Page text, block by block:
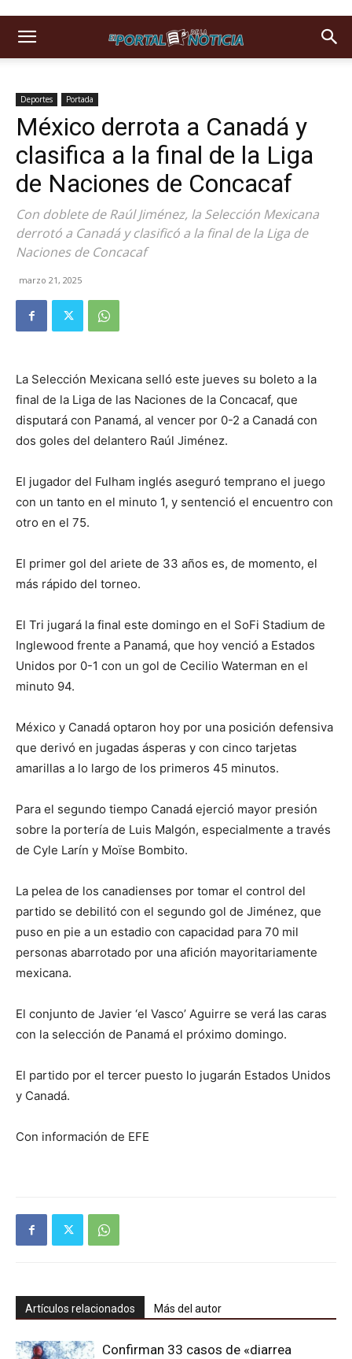
Deportes Portada
México derrota a Canadá y
clasifica a la final de la Liga
de Naciones de Concacaf
Con doblete de Raúl Jiménez, la Selección Mexicana
derrotó a Canadá y clasificó a la final de la Liga de
Naciones de Concacaf
marzo 21, 2025
La Selección Mexicana selló este jueves su boleto a la
final de la Liga de las Naciones de la Concacaf, que
disputará con Panamá, al vencer por 0-2 a Canadá con
dos goles del delantero Raúl Jiménez.
El jugador del Fulham inglés aseguró temprano el juego
con un tanto en el minuto 1, y sentenció el encuentro con
otro en el 75.
El primer gol del ariete de 33 años es, de momento, el
más rápido del torneo.
El Tri jugará la final este domingo en el SoFi Stadium de
Inglewood frente a Panamá, que hoy venció a Estados
Unidos por 0-1 con un gol de Cecilio Waterman en el
minuto 94.
México y Canadá optaron hoy por una posición defensiva
que derivó en jugadas ásperas y con cinco tarjetas
amarillas a lo largo de los primeros 45 minutos.
Para el segundo tiempo Canadá ejerció mayor presión
sobre la portería de Luis Malgón, especialmente a través
de Cyle Larín y Moïse Bombito.
La pelea de los canadienses por tomar el control del
partido se debilitó con el segundo gol de Jiménez, que
puso en pie a un estadio con capacidad para 70 mil
personas abarrotado por una afición mayoritariamente
mexicana.
El conjunto de Javier ‘el Vasco’ Aguirre se verá las caras
con la selección de Panamá el próximo domingo.
El partido por el tercer puesto lo jugarán Estados Unidos
y Canadá.
Con información de EFE
Artículos relacionados Más del autor
Confirman 33 casos de «diarrea